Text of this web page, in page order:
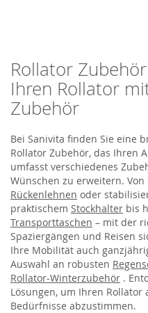
Rollator
Ihren Rollator
Zubehör
Bei Sanivita finden Sie eine
Rollator Zubehör, das Ihren
umfasst verschiedenes
Wünschen zu erweitern.
Rückenlehnen oder
praktischem Stockhalter bis
Transporttaschen – mit der
Spaziergängen und Reisen
Ihre Mobilität auch
Auswahl an robusten
Rollator-Winterzubehör .
Lösungen, um Ihren
Bedürfnisse abzustimmen.